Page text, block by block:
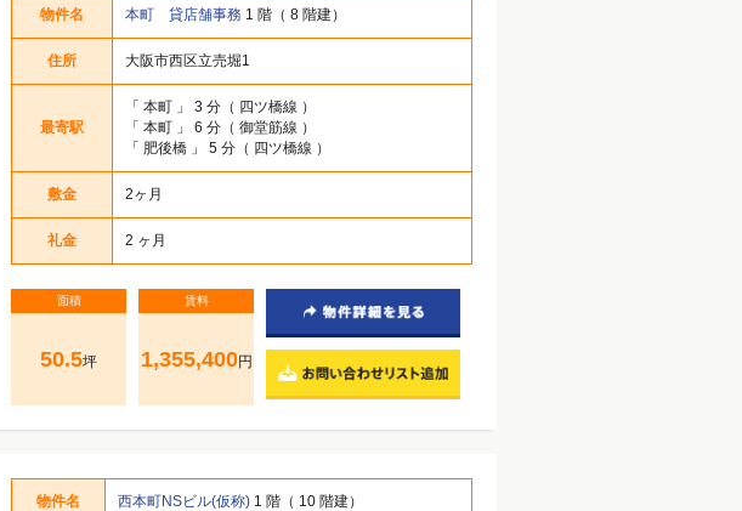
物件名 本町 貸店舗事務 1 階（ 8 階建）
住所 大阪市西区立売堀1
最寄駅
「 本町 」 3 分（ 四ツ橋線 ）
「 本町 」 6 分（ 御堂筋線 ）
「 肥後橋 」 5 分（ 四ツ橋線 ）
敷金 2ヶ月
礼金 2 ヶ月
面積
50.5坪
賃料
1,355,400円
物件名 西本町NSビル(仮称) 1 階（ 10 階建）